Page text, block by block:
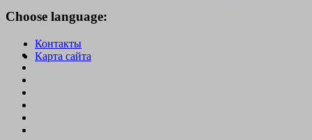
Choose language:
Контакты
Карта сайта